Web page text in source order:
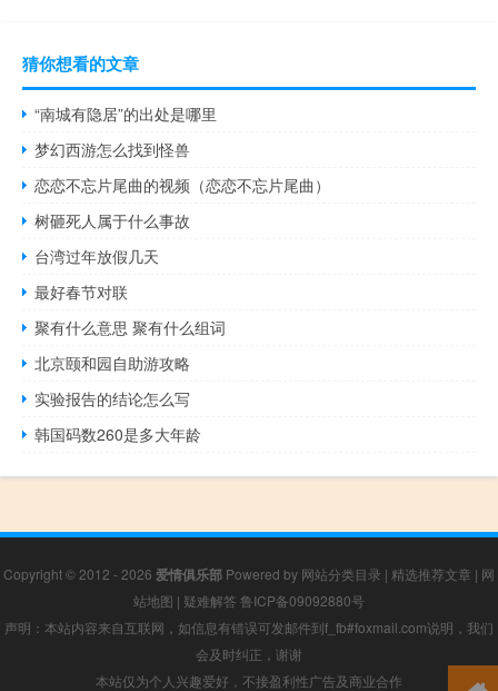
猜你想看的文章
“南城有隐居”的出处是哪里
梦幻西游怎么找到怪兽
恋恋不忘片尾曲的视频（恋恋不忘片尾曲）
树砸死人属于什么事故
台湾过年放假几天
最好春节对联
聚有什么意思 聚有什么组词
北京颐和园自助游攻略
实验报告的结论怎么写
韩国码数260是多大年龄
Copyright © 2012 - 2026 爱情俱乐部 Powered by 网站分类目录 | 精选推荐文章 | 网
站地图 | 疑难解答 鲁ICP备09092880号
声明：本站内容来自互联网，如信息有错误可发邮件到f_fb#foxmail.com说明，我们
会及时纠正，谢谢
本站仅为个人兴趣爱好，不接盈利性广告及商业合作